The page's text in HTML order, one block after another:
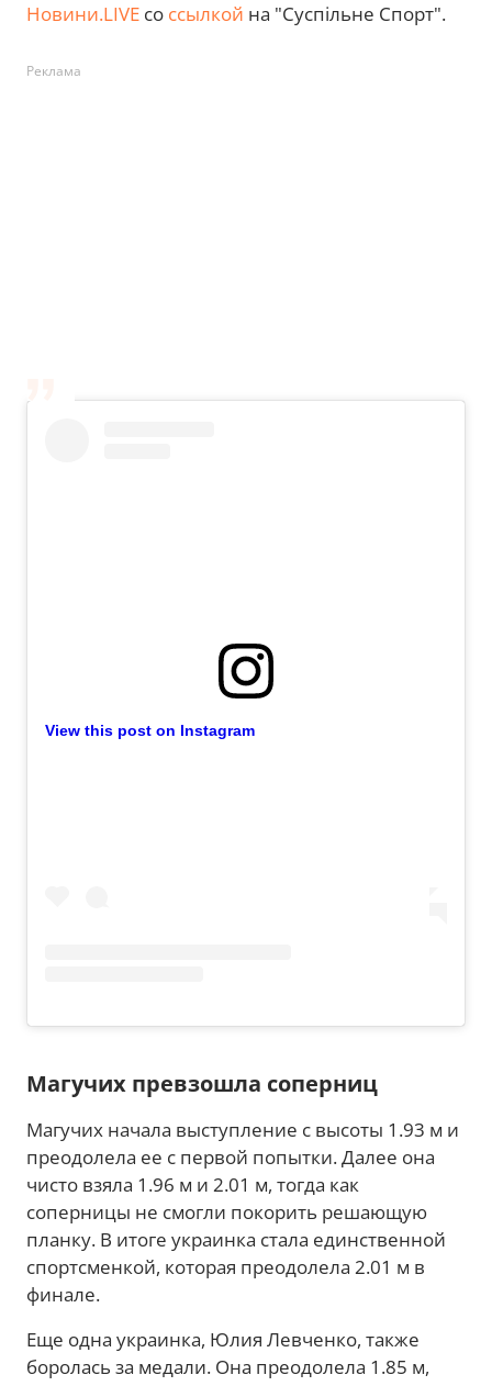
Новини.LIVE со ссылкой на "Суспільне Спорт".
Реклама
View this post on Instagram
Магучих превзошла соперниц
Магучих начала выступление с высоты 1.93 м и
преодолела ее с первой попытки. Далее она
чисто взяла 1.96 м и 2.01 м, тогда как
соперницы не смогли покорить решающую
планку. В итоге украинка стала единственной
спортсменкой, которая преодолела 2.01 м в
финале.
Еще одна украинка, Юлия Левченко, также
боролась за медали. Она преодолела 1.85 м,